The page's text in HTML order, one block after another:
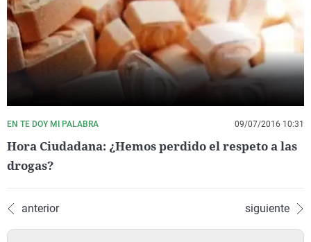
EN TE DOY MI PALABRA 09/07/2016 10:31
Hora Ciudadana: ¿Hemos perdido el respeto a las
drogas?
anterior siguiente